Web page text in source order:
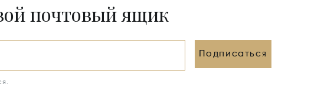
почтовый ящик
Подписаться